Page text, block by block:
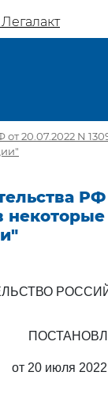
20.07.2022 N
РФ
от 20 июля 2022